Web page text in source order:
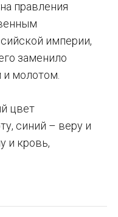
правления
империи,
заменило
и молотом.
цвет
синий – веру и
и кровь,